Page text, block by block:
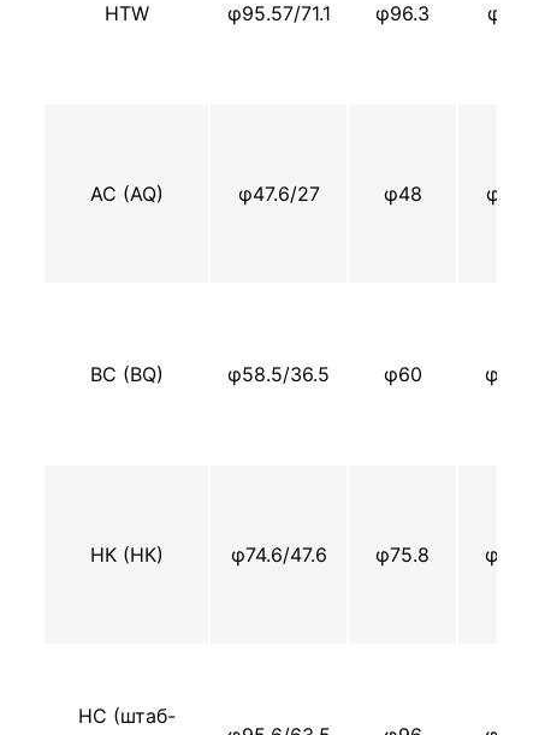
HTW φ95.57/71.1 φ96.3 φ91.3
AC (AQ) φ47.6/27 φ48 φ44.5
BC (BQ) φ58.5/36.5 φ60 φ55.6
НК (НК) φ74.6/47.6 φ75.8 φ69.9
HC (штаб-